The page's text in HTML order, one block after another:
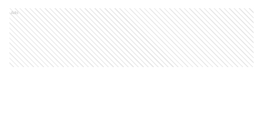
Ads